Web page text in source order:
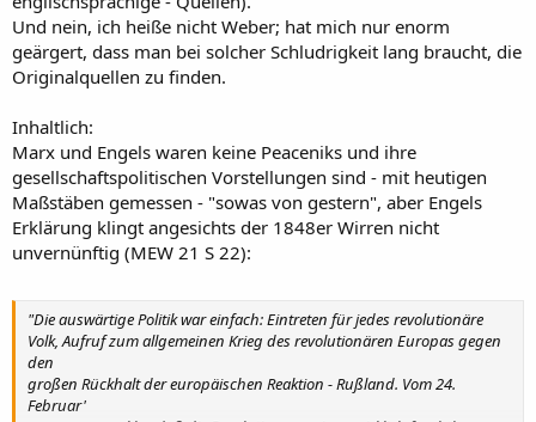
Und nein, ich heiße nicht Weber; hat mich nur enorm
geärgert, dass man bei solcher Schludrigkeit lang braucht, die
Originalquellen zu finden.
Inhaltlich:
Marx und Engels waren keine Peaceniks und ihre
gesellschaftspolitischen Vorstellungen sind - mit heutigen
Maßstäben gemessen - "sowas von gestern", aber Engels
Erklärung klingt angesichts der 1848er Wirren nicht
unvernünftig (MEW 21 S 22):
"Die auswärtige Politik war einfach: Eintreten für jedes revolutionäre
Volk, Aufruf zum allgemeinen Krieg des revolutionären Europas gegen
den
großen Rückhalt der europäischen Reaktion - Rußland. Vom 24.
Februar'